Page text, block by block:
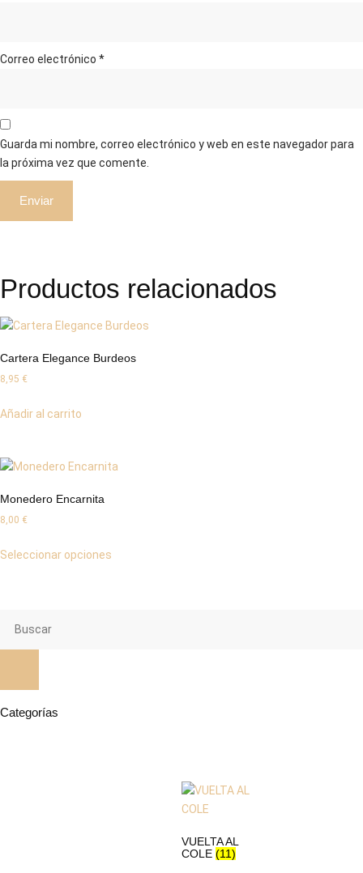
Correo electrónico *
Guarda mi nombre, correo electrónico y web en este navegador para
la próxima vez que comente.
Productos relacionados
Cartera Elegance Burdeos
8,95 €
Añadir al carrito
Monedero Encarnita
8,00 €
Seleccionar opciones
Categorías
VUELTA AL
COLE (11)